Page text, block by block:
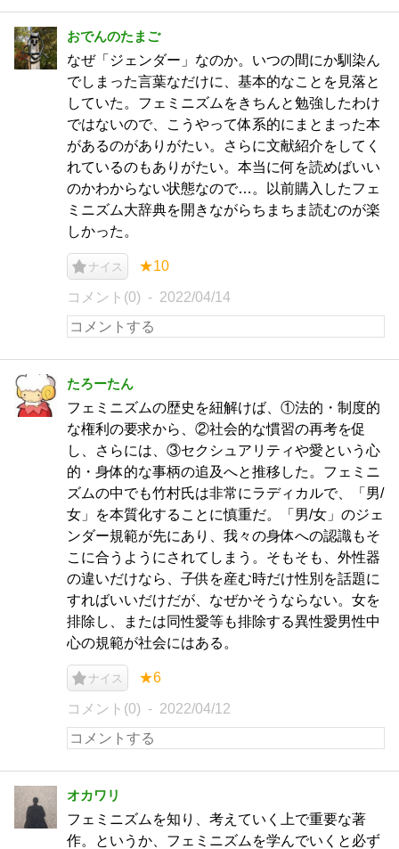
おでんのたまご
なぜ「ジェンダー」なのか。いつの間にか馴染ん
でしまった言葉なだけに、基本的なことを見落と
していた。フェミニズムをきちんと勉強したわけ
ではないので、こうやって体系的にまとまった本
があるのがありがたい。さらに文献紹介をしてく
れているのもありがたい。本当に何を読めばいい
のかわからない状態なので…。以前購入したフェ
ミニズム大辞典を開きながらちまちま読むのが楽
しかった。
ナイス ★10
コメント(0) 2022/04/14
たろーたん
フェミニズムの歴史を紐解けば、①法的・制度的
な権利の要求から、②社会的な慣習の再考を促
し、さらには、③セクシュアリティや愛という心
的・身体的な事柄の追及へと推移した。フェミニ
ズムの中でも竹村氏は非常にラディカルで、「男/
女」を本質化することに慎重だ。「男/女」のジェ
ンダー規範が先にあり、我々の身体への認識もそ
こに合うようにされてしまう。そもそも、外性器
の違いだけなら、子供を産む時だけ性別を話題に
すればいいだけだが、なぜかそうならない。女を
排除し、または同性愛等も排除する異性愛男性中
心の規範が社会にはある。
ナイス ★6
コメント(0) 2022/04/12
オカワリ
フェミニズムを知り、考えていく上で重要な著
作。というか、フェミニズムを学んでいくと必ず